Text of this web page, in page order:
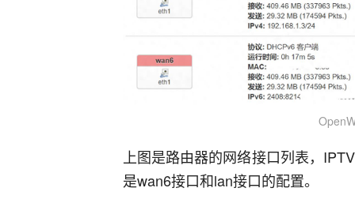
上图是路由器的网络接口列表，
是wan6接口和lan接口的配置。